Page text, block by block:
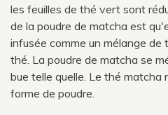
les feuilles de thé vert sont
de la poudre de matcha est
infusée comme un mélange de
thé. La poudre de matcha se
bue telle quelle. Le thé matcha
forme de poudre.